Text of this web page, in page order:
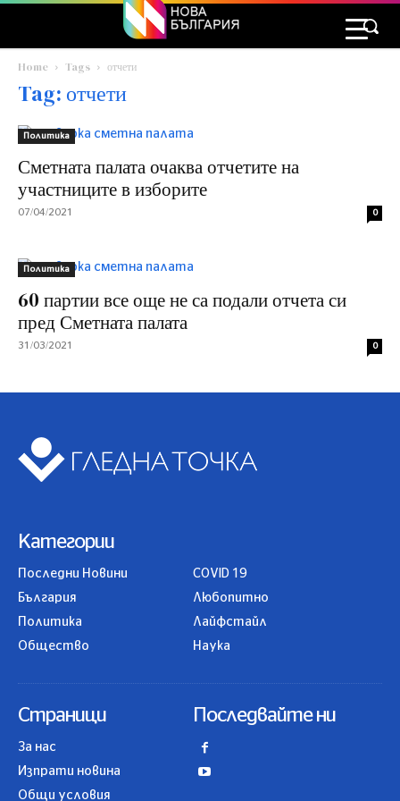
Home Tags отчети
Tag: отчети
Политика
Сметната палата очаква отчетите на
участниците в изборите
07/04/2021 0
Политика
60 партии все още не са подали отчета си
пред Сметната палата
31/03/2021 0
Категории
Последни Новини
България
Политика
Общество
COVID 19
Любопитно
Лайфстайл
Наука
Страници
За нас
Изпрати новина
Общи условия
Последвайте ни